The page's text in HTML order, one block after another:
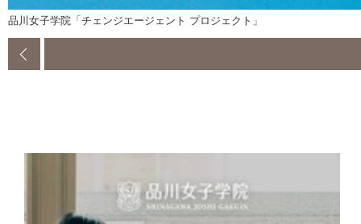
品川女子学院「チェンジエージェント プロジェクト」